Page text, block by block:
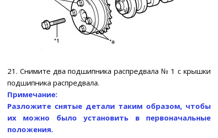
21. Снимите два подшипника распредвала № 1 с крышки
подшипника распредвала.
Примечание:
Разложите снятые детали таким образом, чтобы
их можно было установить в первоначальные
положения.